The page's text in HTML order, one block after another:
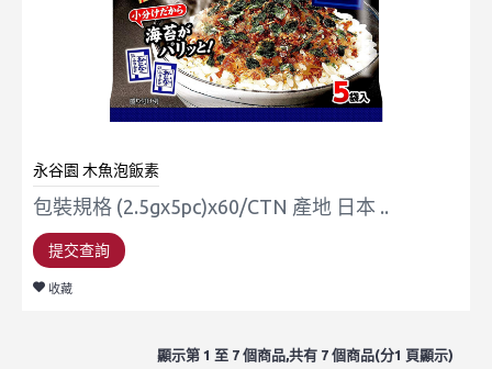
永谷園 木魚泡飯素
包裝規格 (2.5gx5pc)x60/CTN 產地 日本 ..
提交查詢
收藏
顯示第 1 至 7 個商品,共有 7 個商品(分1 頁顯示)